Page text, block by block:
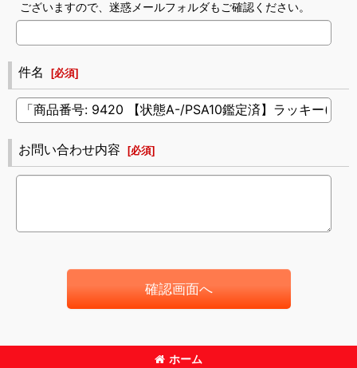
ございますので、迷惑メールフォルダもご確認ください。
件名 [必須]
お問い合わせ内容 [必須]
確認画面へ
ホーム